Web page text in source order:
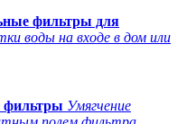
фильтры для
воды на входе в дом или
Умягчение